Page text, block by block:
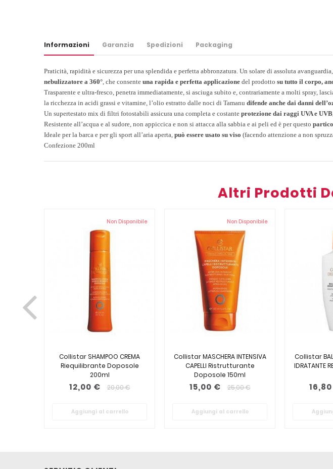
Informazioni Garanzia Spedizioni Packaging
Praticità, rapidità e sicurezza per una splendida e perfetta abbronzatura. Un solare di assoluta
nebulizzatore a 360°, che consente una rapida e perfetta applicazione del prodotto su tutto il corpo,
Trasparente e ultra-fresco, penetra immediatamente, si asciuga subito e, contrariamente a molti spray,
la ricchezza in acidi grassi e vitamine, l’olio estratto dalle noci di Tamanu difende anche dai danni
Un supertestato mix di filtri fotostabili assicura una completa e costante protezione dai raggi UVA e UVB
Resistente all’acqua e al sudore, non appiccica e non si attacca alla sabbia e ai peli ed è per questo
Ideale per la barca e per gli sport all’aria aperta, può essere usato su viso (facendo attenzione a non
Confezione 200ml
Altri Prodotti
Non Disponibile
Collistar SHAMPOO CREMA
Riequilibrante Doposole
200ml
12,00 € 20,00 €
Aggiungi al carrello
Non Disponibile
Collistar MASCHERA INTENSIVA
CAPELLI Ristrutturante
Doposole 150ml
15,00 € 25,00 €
Aggiungi al carrello
Collistar
IDRATANTE